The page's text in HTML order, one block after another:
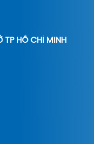
TP HỒ CHÍ MINH